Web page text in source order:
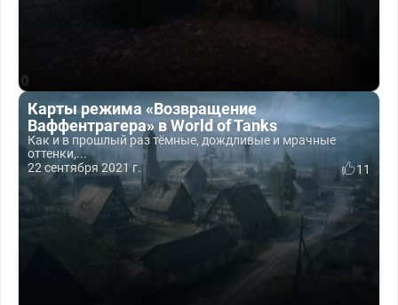
Карты режима «Возвращение
Ваффентрагера» в World of Tanks
Как и в прошлый раз тёмные, дождливые и мрачные
оттенки,...
22 сентября 2021 г.
11